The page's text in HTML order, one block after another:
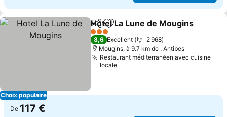
Choix populaire
PartagerAjouter à mes favoris
Hotel La Lune de Mougins
3 Étoiles
8,6 Excellent
2 968
Mougins, à 9.7 km de : Antibes
Restaurant méditerranéen avec cuisine
locale
De 117 €